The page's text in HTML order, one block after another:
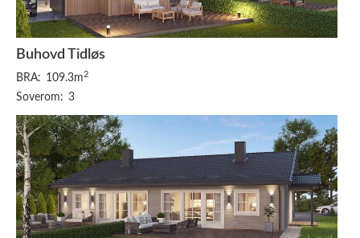
Buhovd Tidløs
BRA: 109.3m 2
Soverom: 3